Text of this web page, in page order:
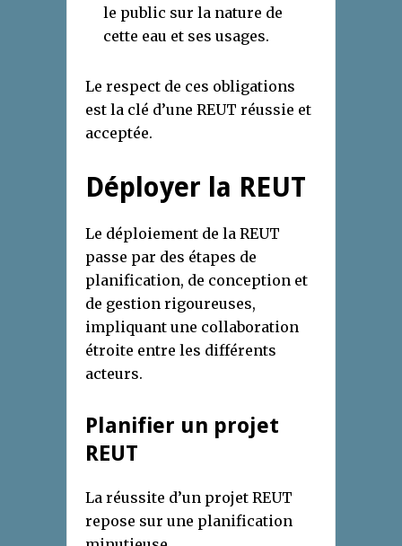
le public sur la nature de
cette eau et ses usages.
Le respect de ces obligations
est la clé d’une REUT réussie et
acceptée.
Déployer la REUT
Le déploiement de la REUT
passe par des étapes de
planification, de conception et
de gestion rigoureuses,
impliquant une collaboration
étroite entre les différents
acteurs.
Planifier un projet
REUT
La réussite d’un projet REUT
repose sur une planification